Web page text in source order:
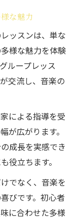
な魅力
ッスンは、単な
様な魅力を体験
ループレッス
交流し、音楽の
による指導を受
が広がります。
成長を実感でき
役立ちます。
でなく、音楽を
びです。初心者
に合わせた多様